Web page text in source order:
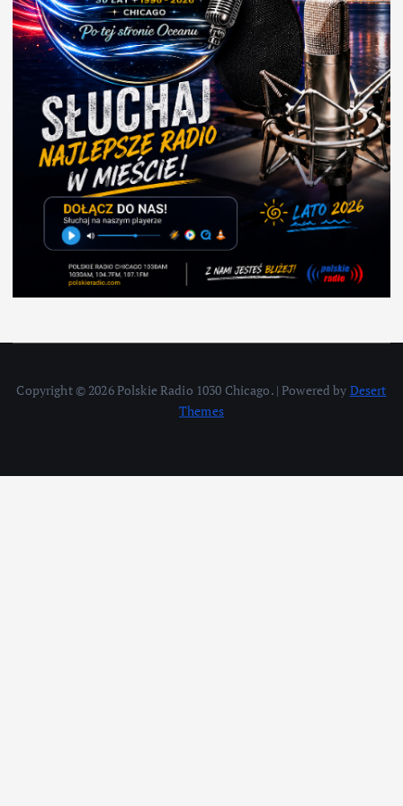
Copyright © 2026 Polskie Radio 1030 Chicago. | Powered by Desert
Themes